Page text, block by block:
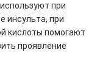
при
инсульта, при
кислоты помогают
проявление